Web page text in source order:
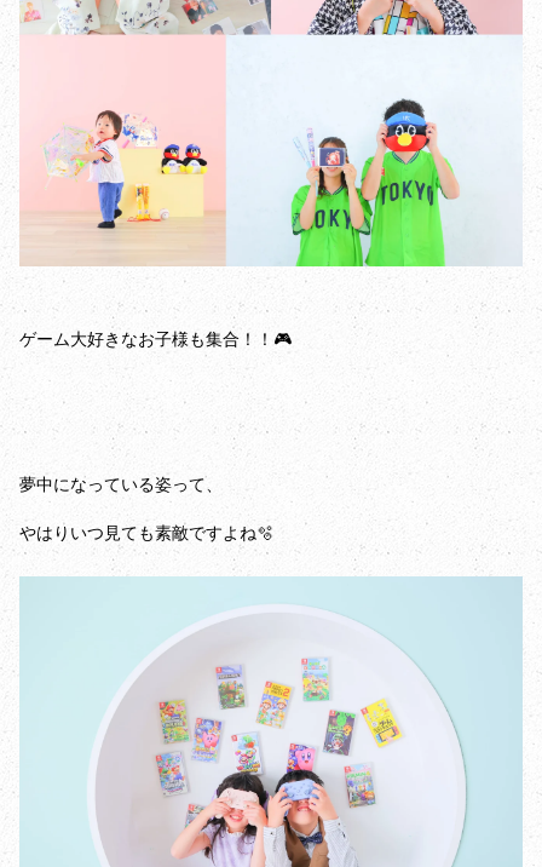
ゲーム大好きなお子様も集合！！🎮
夢中になっている姿って、
やはりいつ見ても素敵ですよね🫧